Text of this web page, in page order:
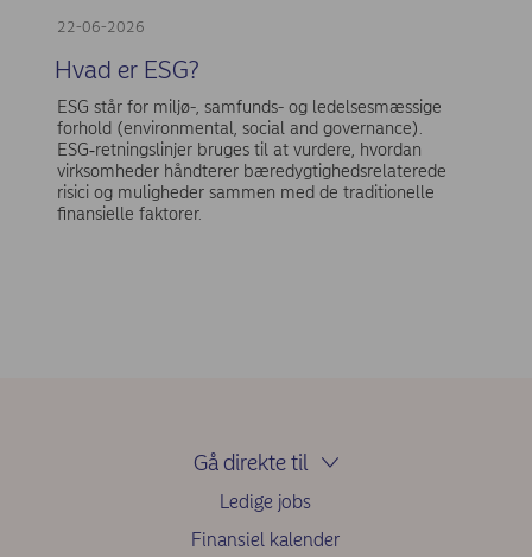
22-06-2026
Hvad er ESG?
ESG står for miljø-, samfunds- og ledelsesmæssige
forhold (environmental, social and governance).
ESG‑retningslinjer bruges til at vurdere, hvordan
virksomheder håndterer bæredygtighedsrelaterede
risici og muligheder sammen med de traditionelle
finansielle faktorer.
Gå direkte til
Ledige jobs
Finansiel kalender